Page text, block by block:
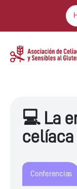
💻 La
celíaca
Conferencias